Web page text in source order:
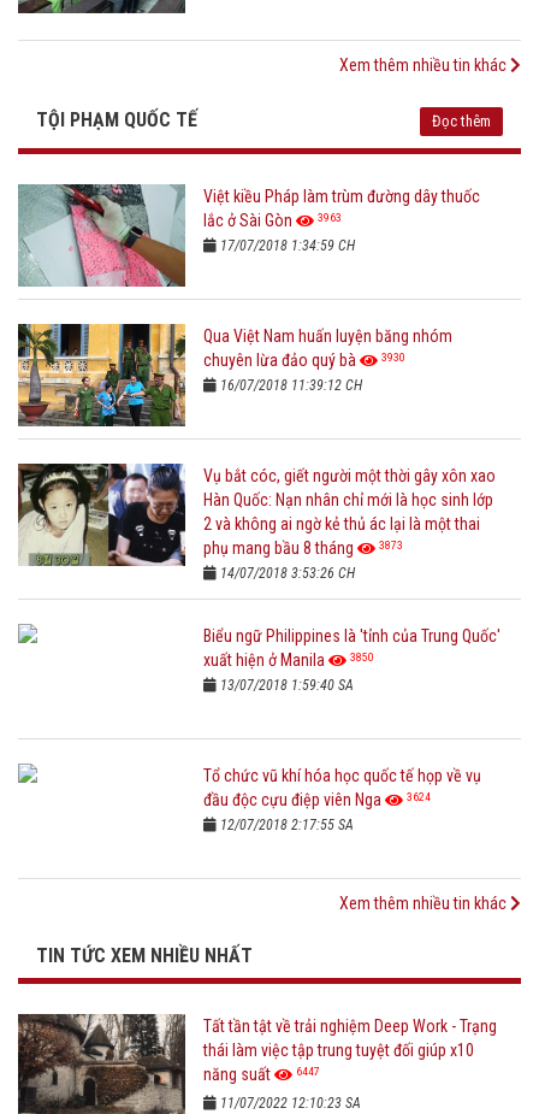
Xem thêm nhiều tin khác
TỘI PHẠM QUỐC TẾ Đọc thêm
Việt kiều Pháp làm trùm đường dây thuốc
lắc ở Sài Gòn
3963
17/07/2018 1:34:59 CH
Qua Việt Nam huấn luyện băng nhóm
chuyên lừa đảo quý bà
3930
16/07/2018 11:39:12 CH
Vụ bắt cóc, giết người một thời gây xôn xao
Hàn Quốc: Nạn nhân chỉ mới là học sinh lớp
2 và không ai ngờ kẻ thủ ác lại là một thai
phụ mang bầu 8 tháng
3873
14/07/2018 3:53:26 CH
Biểu ngữ Philippines là 'tỉnh của Trung Quốc'
xuất hiện ở Manila
3850
13/07/2018 1:59:40 SA
Tổ chức vũ khí hóa học quốc tế họp về vụ
đầu độc cựu điệp viên Nga
3624
12/07/2018 2:17:55 SA
Xem thêm nhiều tin khác
TIN TỨC XEM NHIỀU NHẤT
Tất tần tật về trải nghiệm Deep Work - Trạng
thái làm việc tập trung tuyệt đối giúp x10
năng suất
6447
11/07/2022 12:10:23 SA